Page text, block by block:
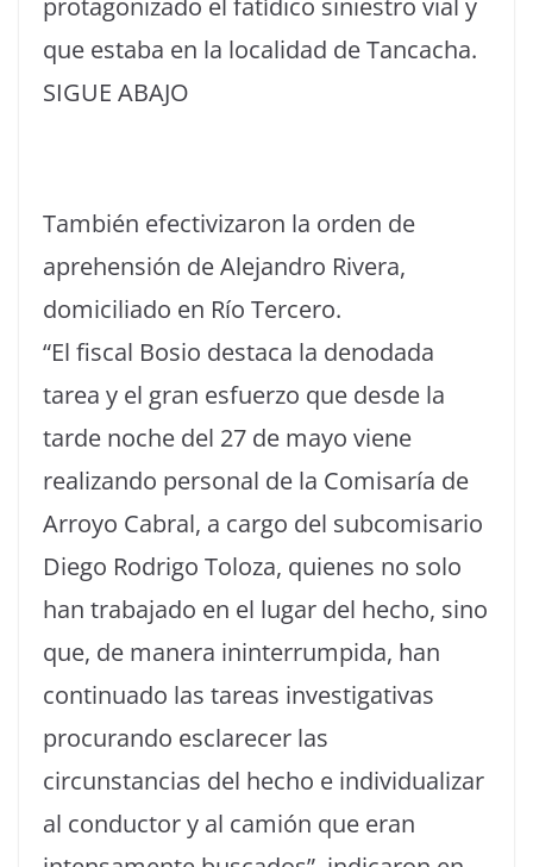
protagonizado el fatídico siniestro vial y
que estaba en la localidad de Tancacha.
SIGUE ABAJO
También efectivizaron la orden de
aprehensión de Alejandro Rivera,
domiciliado en Río Tercero.
“El fiscal Bosio destaca la denodada
tarea y el gran esfuerzo que desde la
tarde noche del 27 de mayo viene
realizando personal de la Comisaría de
Arroyo Cabral, a cargo del subcomisario
Diego Rodrigo Toloza, quienes no solo
han trabajado en el lugar del hecho, sino
que, de manera ininterrumpida, han
continuado las tareas investigativas
procurando esclarecer las
circunstancias del hecho e individualizar
al conductor y al camión que eran